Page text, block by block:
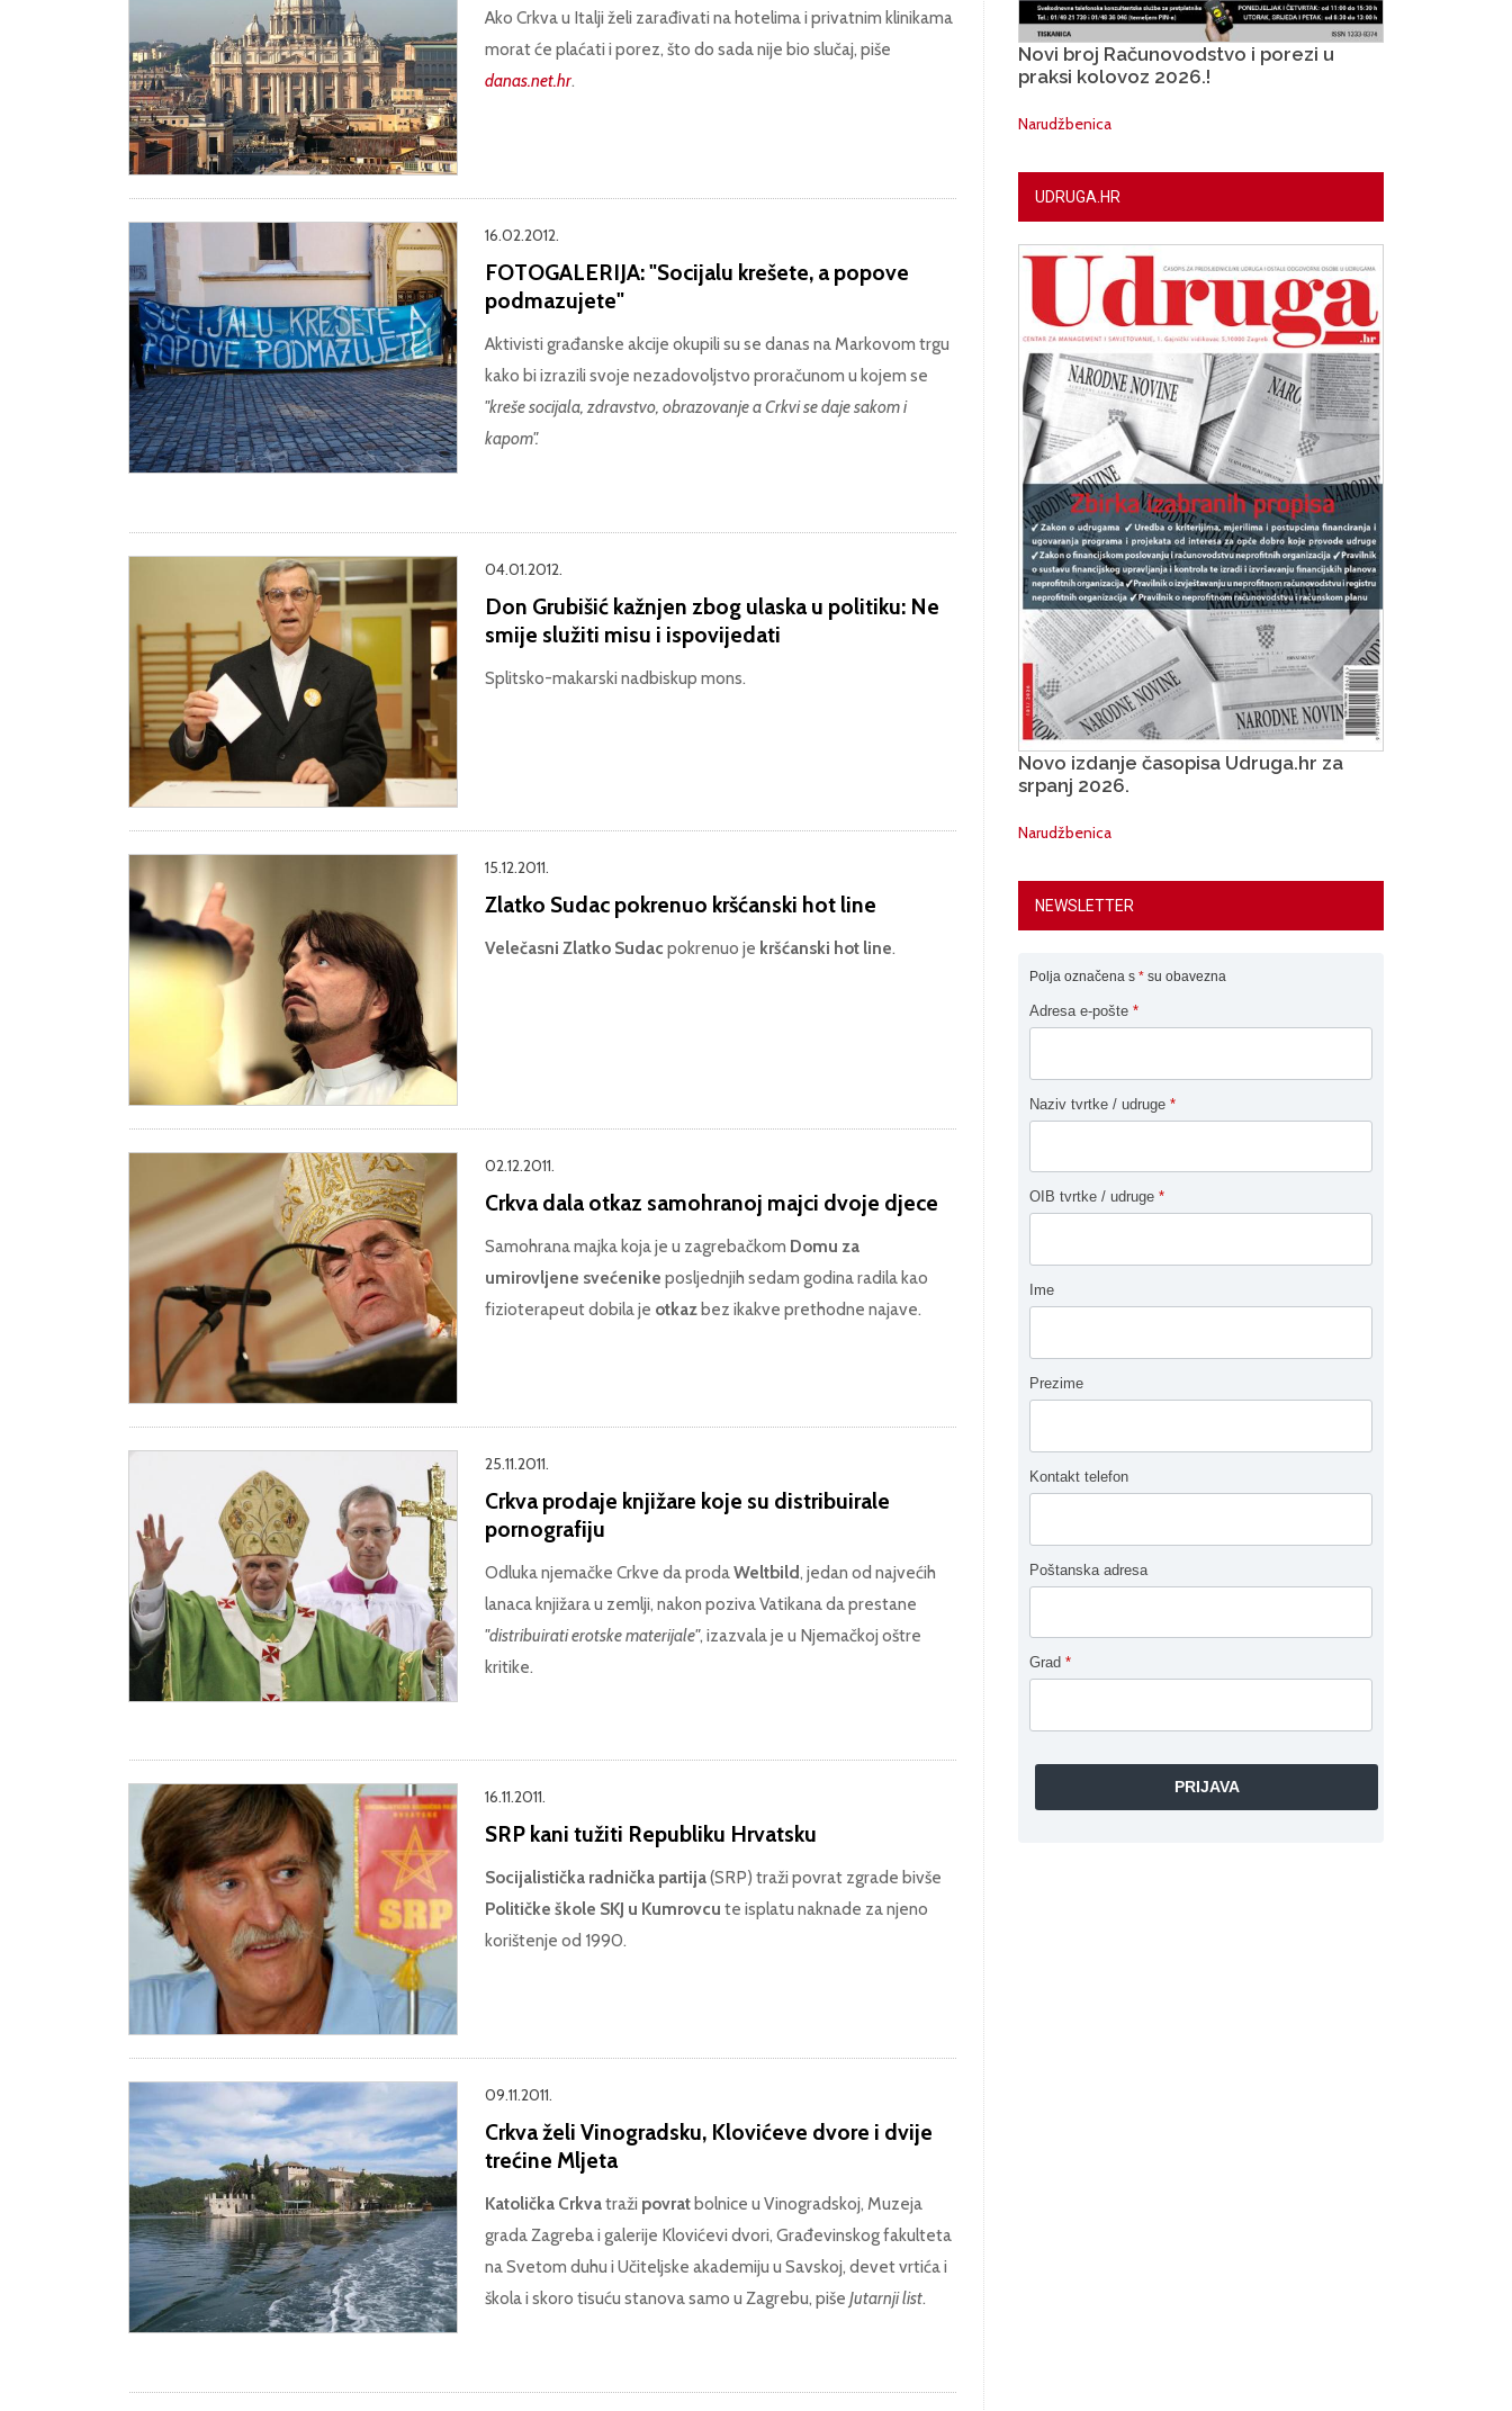
Ako Crkva u Italji želi zarađivati na hotelima i privatnim klinikama
morat će plaćati i porez, što do sada nije bio slučaj, piše
danas.net.hr.
16.02.2012.
FOTOGALERIJA: "Socijalu krešete, a popove
podmazujete"
Aktivisti građanske akcije okupili su se danas na Markovom trgu
kako bi izrazili svoje nezadovoljstvo proračunom u kojem se
"kreše socijala, zdravstvo, obrazovanje a Crkvi se daje sakom i
kapom".
04.01.2012.
Don Grubišić kažnjen zbog ulaska u politiku: Ne
smije služiti misu i ispovijedati
Splitsko-makarski nadbiskup mons.
15.12.2011.
Zlatko Sudac pokrenuo kršćanski hot line
Velečasni Zlatko Sudac pokrenuo je kršćanski hot line.
02.12.2011.
Crkva dala otkaz samohranoj majci dvoje djece
Samohrana majka koja je u zagrebačkom Domu za
umirovljene svećenike posljednjih sedam godina radila kao
fizioterapeut dobila je otkazbez ikakve prethodne najave.
25.11.2011.
Crkva prodaje knjižare koje su distribuirale
pornografiju
Odluka njemačke Crkve da prodaWeltbild, jedan od najvećih
lanaca knjižara u zemlji, nakon poziva Vatikana da prestane
"distribuirati erotske materijale", izazvala je u Njemačkoj oštre
kritike.
16.11.2011.
SRP kani tužiti Republiku Hrvatsku
Socijalistička radnička partija(SRP) traži povrat zgrade bivše
Političke škole SKJ u Kumrovcu te isplatu naknade za njeno
korištenje od 1990.
09.11.2011.
Crkva želi Vinogradsku, Klovićeve dvore i dvije
trećine Mljeta
Katolička Crkvatraži povratbolnice u Vinogradskoj, Muzeja
grada Zagreba i galerije Klovićevi dvori, Građevinskog fakulteta
na Svetom duhu i Učiteljske akademiju u Savskoj, devet vrtića i
škola i skoro tisuću stanova samo u Zagrebu, piše Jutarnji list.
Novi broj Računovodstvo i porezi u
praksi kolovoz 2026.!
Narudžbenica
UDRUGA.HR
Novo izdanje časopisa Udruga.hr za
srpanj 2026.
Narudžbenica
NEWSLETTER
Polja označena s * su obavezna
Adresa e-pošte *
Naziv tvrtke / udruge *
OIB tvrtke / udruge *
Ime
Prezime
Kontakt telefon
Poštanska adresa
Grad *